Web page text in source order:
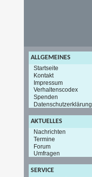
ALLGEMEINES
Startseite
Kontakt
Impressum
Verhaltenscodex
Spenden
Datenschutzerklärung
AKTUELLES
Nachrichten
Termine
Forum
Umfragen
SERVICE